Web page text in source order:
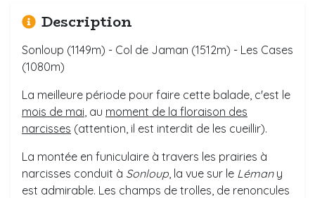
Description
Sonloup (1149m) - Col de Jaman (1512m) - Les Cases
(1080m)
La meilleure période pour faire cette balade, c'est le
mois de mai, au moment de la floraison des
narcisses (attention, il est interdit de les cueillir).
La montée en funiculaire à travers les prairies à
narcisses conduit à Sonloup, la vue sur le Léman y
est admirable. Les champs de trolles, de renoncules